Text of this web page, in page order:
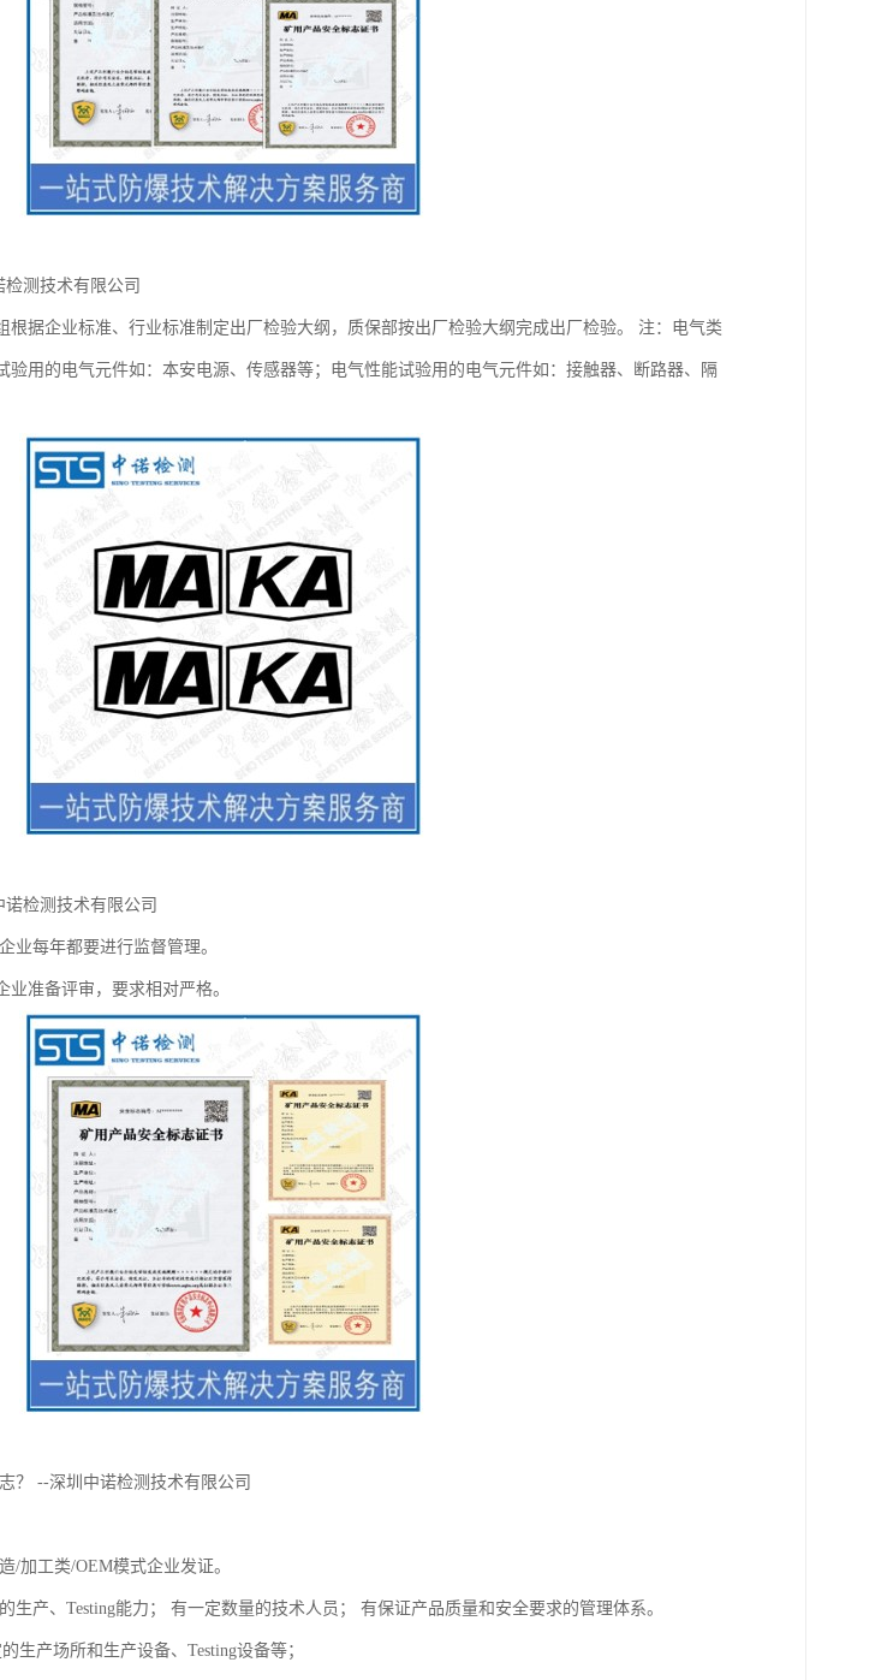
测技术有限公司
根据企业标准、行业标准制定出厂检验大纲，质保部按出厂检验大纲完成出厂检验。 注：电气类
验用的电气元件如：本安电源、传感器等；电气性能试验用的电气元件如：接触器、断路器、隔
检测技术有限公司
业每年都要进行监督管理。
准备评审，要求相对严格。
？ --深圳中诺检测技术有限公司
/加工类/OEM模式企业发证。
生产、Testing能力； 有一定数量的技术人员； 有保证产品质量和安全要求的管理体系。
生产场所和生产设备、Testing设备等；